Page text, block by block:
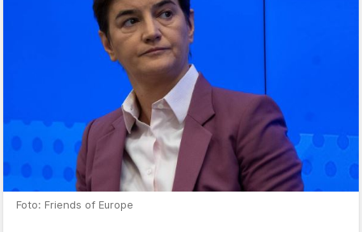
Foto: Friends of Europe